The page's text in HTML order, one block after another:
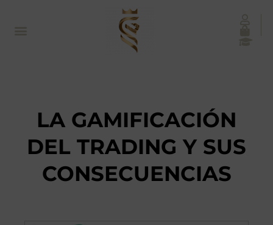
LA GAMIFICACIÓN
DEL TRADING Y SUS
CONSECUENCIAS